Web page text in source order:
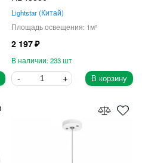
Lightstar Китай
1
2 197
233
В корзину